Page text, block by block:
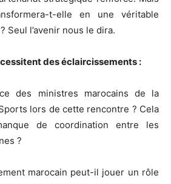
t-elle en une véritable
Seul l’avenir nous le dira.
des éclaircissements :
des ministres marocains de la
lors de cette rencontre ? Cela
de coordination entre les
?
marocain peut-il jouer un rôle